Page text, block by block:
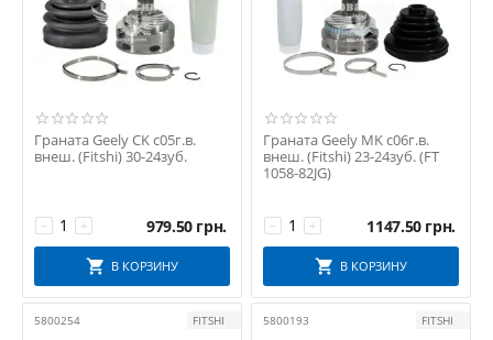
Граната Geely CK с05г.в.
внеш. (Fitshi) 30-24зуб.
+
− 979.50 грн.
В КОРЗИНУ
Граната Geely MK с06г.в.
внеш. (Fitshi) 23-24зуб. (FT
1058-82JG)
+
− 1147.50 грн.
В КОРЗИНУ
5800254 FITSHI 5800193 FITSHI